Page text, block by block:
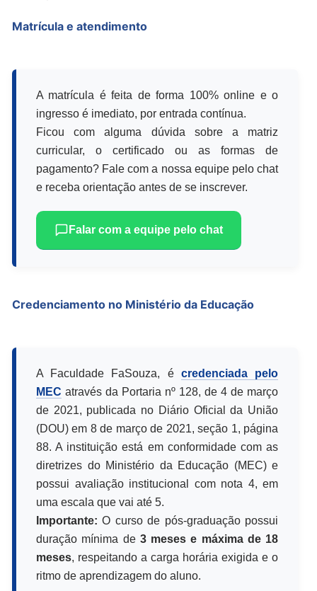
Matrícula e atendimento
A matrícula é feita de forma 100% online e o
ingresso é imediato, por entrada contínua.
Ficou com alguma dúvida sobre a matriz
curricular, o certificado ou as formas de
pagamento? Fale com a nossa equipe pelo chat
e receba orientação antes de se inscrever.
Falar com a equipe pelo chat
Credenciamento no Ministério da Educação
A Faculdade FaSouza, é credenciada pelo
MEC através da Portaria nº 128, de 4 de março
de 2021, publicada no Diário Oficial da União
(DOU) em 8 de março de 2021, seção 1, página
88. A instituição está em conformidade com as
diretrizes do Ministério da Educação (MEC) e
possui avaliação institucional com nota 4, em
uma escala que vai até 5.
Importante: O curso de pós-graduação possui
duração mínima de 3 meses e máxima de 18
meses, respeitando a carga horária exigida e o
ritmo de aprendizagem do aluno.